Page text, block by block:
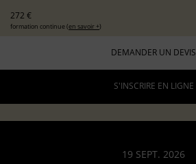
272 €
formation continue (en savoir +)
DEMANDER UN DEVIS
S'INSCRIRE EN LIGNE
19 SEPT. 2026